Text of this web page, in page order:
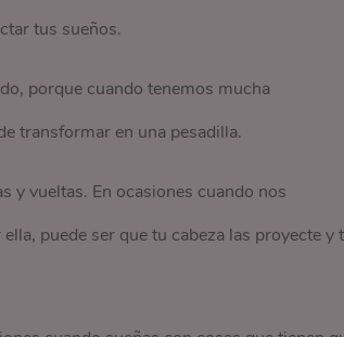
tus sueños.
porque cuando tenemos mucha
transformar en una pesadilla.
y vueltas. En ocasiones cuando nos
puede ser que tu cabeza las proyecte y